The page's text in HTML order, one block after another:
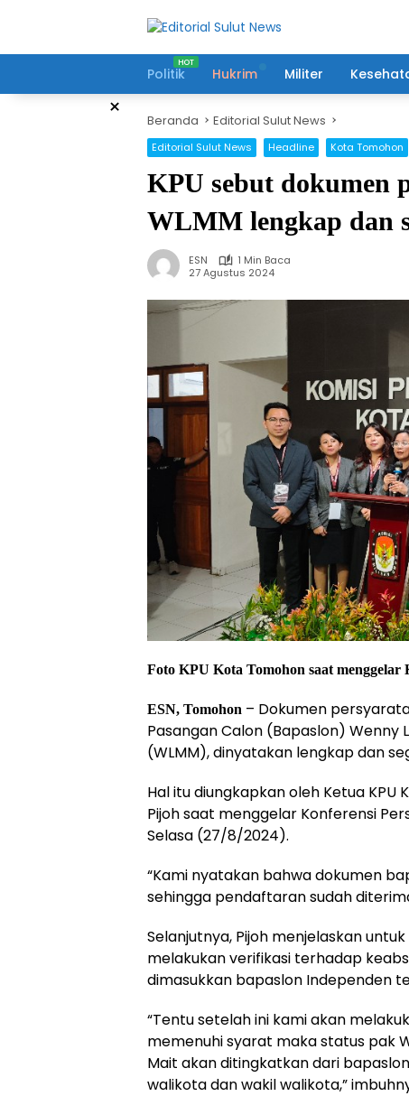
Politik Hukrim Militer
× Beranda Editorial Sulut News
Editorial Sulut News Headline Kota Tomohon
KPU sebut dokumen
WLMM lengkap dan
ESN
1 Min Baca
27 Agustus 2024
Foto KPU Kota Tomohon saat menggelar
ESN, Tomohon – Dokumen
Pasangan Calon (Bapaslon) Wenny
(WLMM), dinyatakan lengkap dan
Hal itu diungkapkan oleh Ketua
Pijoh saat menggelar Konferensi
Selasa (27/8/2024).
“Kami nyatakan bahwa dokumen
sehingga pendaftaran sudah
Selanjutnya, Pijoh menjelaskan
melakukan verifikasi terhadap
dimasukkan bapaslon Independen
“Tentu setelah ini kami akan
memenuhi syarat maka status pak
Mait akan ditingkatkan dari
walikota dan wakil walikota,”